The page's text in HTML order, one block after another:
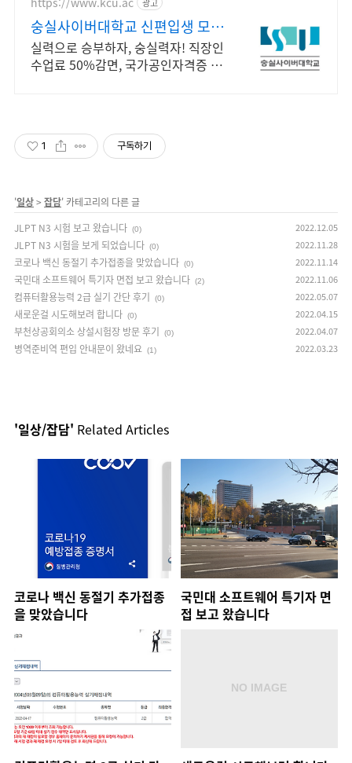
숭실사이버대학교 신편입생 모집
중!
실력으로 승부하자, 숭실력자! 직장인
수업료 50%감면, 국가공인자격증 취
1 구독하기
'일상> 잡담' 카테고리의 다른 글
JLPT N3 시험 보고 왔습니다 (0) 2022.12.05
JLPT N3 시험을 보게 되었습니다 (0) 2022.11.28
코로나 백신 동절기 추가접종을 맞았습니다 (0) 2022.11.14
국민대 소프트웨어 특기자 면접 보고 왔습니다 (2) 2022.11.06
컴퓨터활용능력 2급 실기 간단 후기 (0) 2022.05.07
새로운걸 시도해보려 합니다 (0) 2022.04.15
부천상공회의소 상설시험장 방문 후기 (0) 2022.04.07
병역준비역 편입 안내문이 왔네요 (1) 2022.03.23
'일상/잡담' Related Articles
코로나 백신 동절기 추가접종
을 맞았습니다
국민대 소프트웨어 특기자 면
접 보고 왔습니다